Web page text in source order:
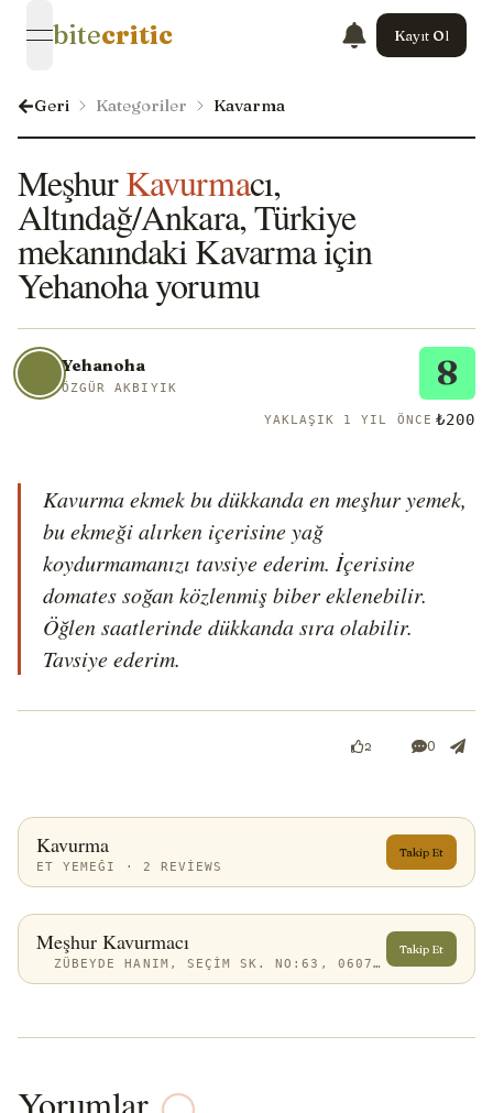
open navigation menu
bitecritic Kayıt Ol
Geri Kategoriler Kavarma
MeşhurKavurmacı,
Altındağ/Ankara, Türkiye
mekanındaki Kavarma için
Yehanoha yorumu
Yehanoha
ÖZGÜR AKBIYIK 8
YAKLAŞIK 1 YIL ÖNCE ₺200
Kavurma ekmek bu dükkanda en meşhur yemek,
bu ekmeği alırken içerisine yağ
koydurmamanızı tavsiye ederim. İçerisine
domates soğan közlenmiş biber eklenebilir.
Öğlen saatlerinde dükkanda sıra olabilir.
Tavsiye ederim.
2 0
Kavurma
ET YEMEĞI · 2 REVIEWS
Takip Et
Meşhur Kavurmacı
ZÜBEYDE HANIM, SEÇIM SK. NO:63, 06070 ALTINDAĞ/ANKARA, TÜRKIYE
Takip Et